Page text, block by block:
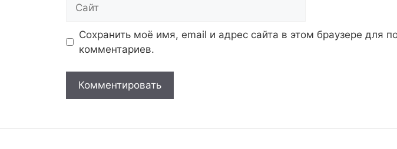
Сохранить моё имя, email и адрес сайта в этом браузере для
комментариев.